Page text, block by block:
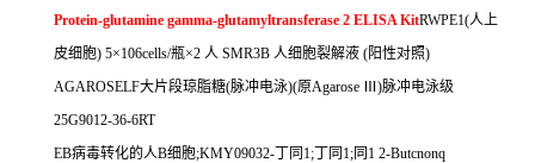
Protein-glutamine gamma-glutamyltransferase 2 ELISA KitRWPE1(人上
皮细胞) 5×106cells/瓶×2 人 SMR3B 人细胞裂解液 (阳性对照)
AGAROSELF大片段琼脂糖(脉冲电泳)(原Agarose )脉冲电泳级
25G9012-36-6RT
EB病毒转化的人B细胞;KMY09032- 丁同 1; 丁同 1; 同 1 2-Butcnonq